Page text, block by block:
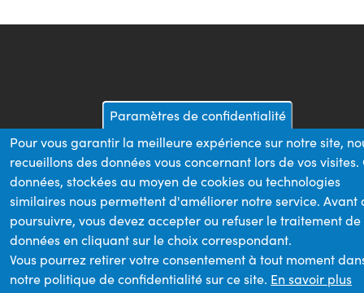
Paramètres de confidentialité
Pour vous garantir la meilleure expérience sur notre site,
recueillons des données vous concernant lors de vos visites.
données, stockées au moyen de cookies ou technologies
similaires nous permettent d'améliorer notre service. Avant
poursuivre, vous devez accepter ou refuser le traitement de
données en cliquant sur le choix correspondant.
Vous pourrez retirer votre consentement à tout moment
notre politique de confidentialité sur ce site. En savoir plus